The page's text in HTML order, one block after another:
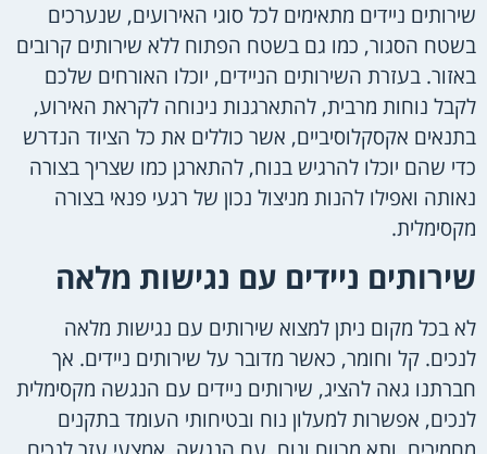
שירותים ניידים מתאימים לכל סוגי האירועים, שנערכים
בשטח הסגור, כמו גם בשטח הפתוח ללא שירותים קרובים
באזור. בעזרת השירותים הניידים, יוכלו האורחים שלכם
לקבל נוחות מרבית, להתארגנות נינוחה לקראת האירוע,
בתנאים אקסקלוסיביים, אשר כוללים את כל הציוד הנדרש
כדי שהם יוכלו להרגיש בנוח, להתארגן כמו שצריך בצורה
נאותה ואפילו להנות מניצול נכון של רגעי פנאי בצורה
מקסימלית.
שירותים ניידים עם נגישות מלאה
לא בכל מקום ניתן למצוא שירותים עם נגישות מלאה
לנכים. קל וחומר, כאשר מדובר על שירותים ניידים. אך
חברתנו גאה להציג, שירותים ניידים עם הנגשה מקסימלית
לנכים, אפשרות למעלון נוח ובטיחותי העומד בתקנים